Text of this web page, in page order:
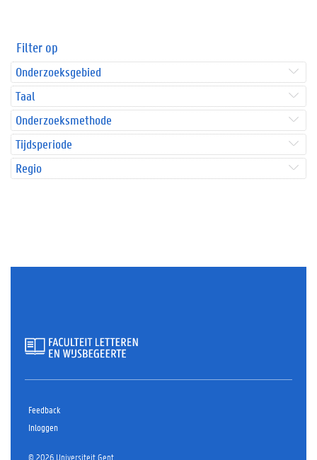
Filter op
Onderzoeksgebied
Taal
Onderzoeksmethode
Tijdsperiode
Regio
Feedback
Inloggen
© 2026 Universiteit Gent